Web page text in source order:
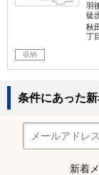
羽
徒
秋
丁
収納
条件にあった
新着